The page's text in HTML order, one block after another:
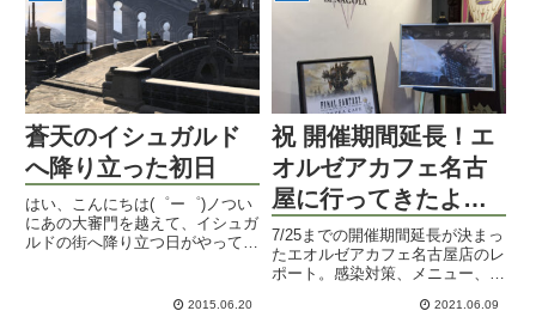
蒼天のイシュガルド
へ降り立った初日
はい、こんにちは(゜ー゜)ノつい
にあの大審門を越えて、イシュガ
ルドの街へ降り立つ日がやってま
が、風景SSが多いので自分の目
2015.06.20
祝 開催期間延長！エ
オルゼアカフェ名古
屋に行ってきたよレ
ポート
7/25までの開催期間延長が決まっ
たエオルゼアカフェ名古屋店のレ
ポート。感染対策、メニュー、内
トメニューのみの利用も可能。
2021.06.09